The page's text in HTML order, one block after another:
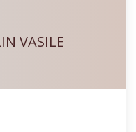
VASILE